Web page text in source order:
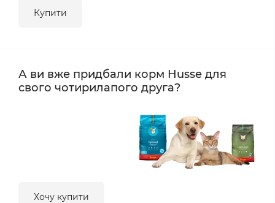
Купити
А ви вже придбали корм Husse для
свого чотирилапого друга?
Хочу купити